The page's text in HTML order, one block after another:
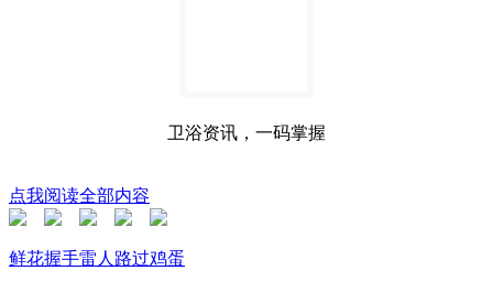
卫浴资讯，一码掌握
点我阅读全部内容
鲜花握手雷人 路过鸡蛋